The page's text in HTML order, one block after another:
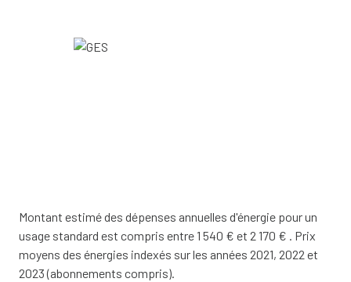
Montant estimé des dépenses annuelles d'énergie pour un
usage standard est compris entre 1 540 € et 2 170 € . Prix
moyens des énergies indexés sur les années 2021, 2022 et
2023 (abonnements compris).